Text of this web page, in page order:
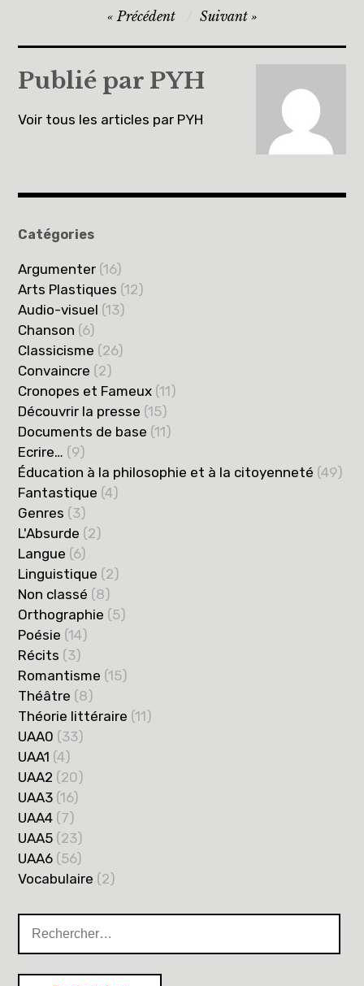
Navigation
de
l’article
Précédent Suivant
Publié par PYH
Voir tous les articles par PYH
Catégories
Argumenter (16)
Arts Plastiques (12)
Audio-visuel (13)
Chanson (6)
Classicisme (26)
Convaincre (2)
Cronopes et Fameux (11)
Découvrir la presse (15)
Documents de base (11)
Ecrire… (9)
Éducation à la philosophie et à la citoyenneté (49)
Fantastique (4)
Genres (3)
L'Absurde (2)
Langue (6)
Linguistique (2)
Non classé (8)
Orthographie (5)
Poésie (14)
Récits (3)
Romantisme (15)
Théâtre (8)
Théorie littéraire (11)
UAA0 (33)
UAA1 (4)
UAA2 (20)
UAA3 (16)
UAA4 (7)
UAA5 (23)
UAA6 (56)
Vocabulaire (2)